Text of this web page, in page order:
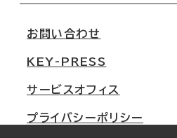
移転スケジュール
オフィス移転Q&A
大阪
名古屋
札幌
お問い合わせ
KEY-PRESS
サービスオフィス
プライバシーポリシー